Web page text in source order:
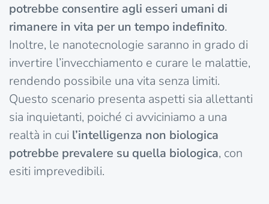
potrebbe consentire agli esseri umani di
rimanere in vita per un tempo indefinito.
Inoltre, le nanotecnologie saranno in grado di
invertire l’invecchiamento e curare le malattie,
rendendo possibile una vita senza limiti.
Questo scenario presenta aspetti sia allettanti
sia inquietanti, poiché ci avviciniamo a una
realtà in cui l’intelligenza non biologica
potrebbe prevalere su quella biologica, con
esiti imprevedibili.